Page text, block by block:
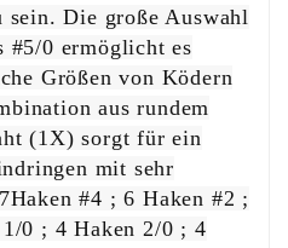
sein. Die große Auswahl
#5/0 ermöglicht es
Größen von Ködern
aus rundem
(1X) sorgt für ein
mit sehr
#4 ; 6 Haken #2 ;
0 ; 4 Haken 2/0 ; 4